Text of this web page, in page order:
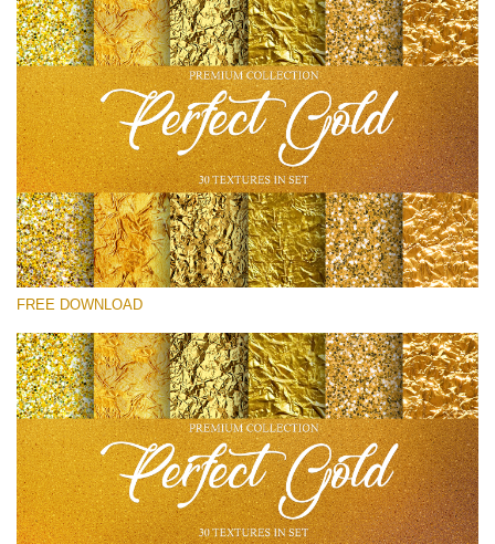
โปรดเลือก
Small 800*533px
Perfect Gold
(30 Textures)
Large 6000*4000px
Entire Collection
FREE DOWNLOAD